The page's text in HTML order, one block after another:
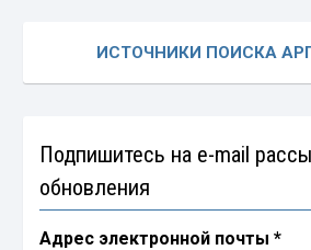
ИСТОЧНИКИ ПОИСКА
Подпишитесь на e-mail
обновления
Адрес электронной почты*